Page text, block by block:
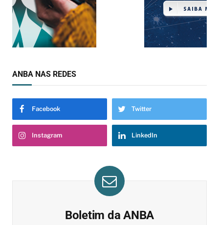
ANBA NAS REDES
Facebook Twitter
Instagram LinkedIn
Boletim da ANBA